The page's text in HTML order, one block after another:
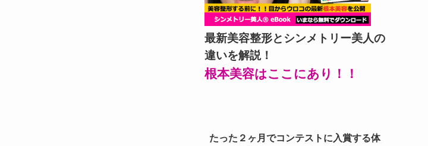
最新美容整形とシンメトリー美人の
違いを解説！
根本美容はここにあり！！
たった２ヶ月でコンテストに入賞する体